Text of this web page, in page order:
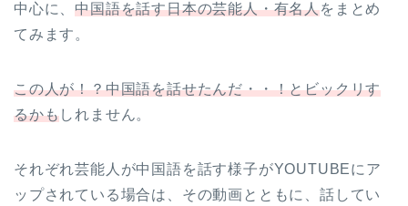
中心に、中国語を話す日本の芸能人・有名人をまとめ
てみます。
この人が！？中国語を話せたんだ・・！とビックリす
るかもしれません。
それぞれ芸能人が中国語を話す様子がYOUTUBEにア
ップされている場合は、その動画とともに、話してい